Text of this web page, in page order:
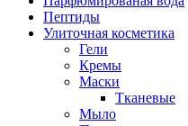
Пептиды
Улиточная косметика
Гели
Кремы
Маски
Тканевые
Мыло